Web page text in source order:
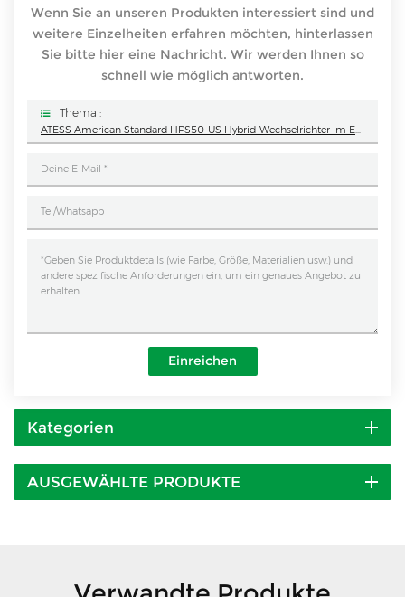
Wenn Sie an unseren Produkten interessiert sind und
weitere Einzelheiten erfahren möchten, hinterlassen
Sie bitte hier eine Nachricht. Wir werden Ihnen so
schnell wie möglich antworten.
Thema :
ATESS American Standard HPS50-US Hybrid-Wechselrichter Im Energiespeichersystem Mit Kompaktem Design
Einreichen
Kategorien
AUSGEWÄHLTE PRODUKTE